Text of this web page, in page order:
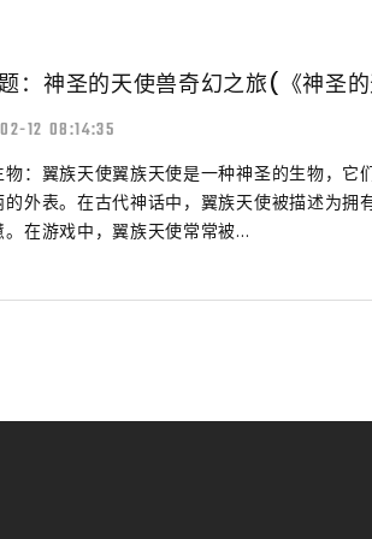
：神圣的天使兽奇幻之旅(《神圣
12 08:14:35
物：翼族天使翼族天使是一种神圣的生物，它
的外表。在古代神话中，翼族天使被描述为拥
。在游戏中，翼族天使常常被...